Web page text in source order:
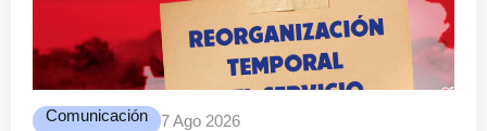
Comunicación 7 Ago 2026